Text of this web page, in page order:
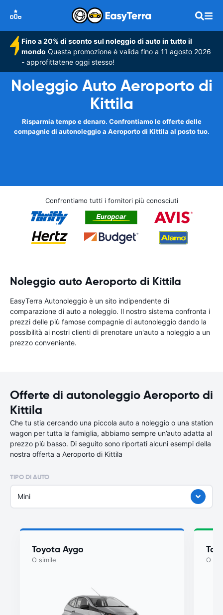
Fino a 20% di sconto sul noleggio di auto in tutto il
mondo Questa promozione è valida fino a 11 agosto 2026
- approfittatene oggi stesso!
Noleggio Auto Aeroporto di
Kittila
Risparmia tempo e denaro. Confrontiamo le offerte delle
compagnie di autonoleggio a Aeroporto di Kittila al posto tuo.
Confrontiamo tutti i fornitori più conosciuti
Noleggio auto Aeroporto di Kittila
EasyTerra Autonoleggio è un sito indipendente di
comparazione di auto a noleggio. Il nostro sistema confronta i
prezzi delle più famose compagnie di autonoleggio dando la
possibilità ai nostri clienti di prenotare un'auto a noleggio a un
prezzo conveniente.
Offerte di autonoleggio Aeroporto di
Kittila
Che tu stia cercando una piccola auto a noleggio o una station
wagon per tutta la famiglia, abbiamo sempre un’auto adatta al
prezzo più basso. Di seguito sono riportati alcuni esempi della
nostra offerta a Aeroporto di Kittila
TIPO DI AUTO
Mini
Toyota Aygo
O simile O